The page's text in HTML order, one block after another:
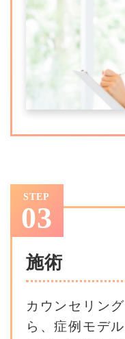
STEP
03
施術
カウンセリン
ら、症例モデ